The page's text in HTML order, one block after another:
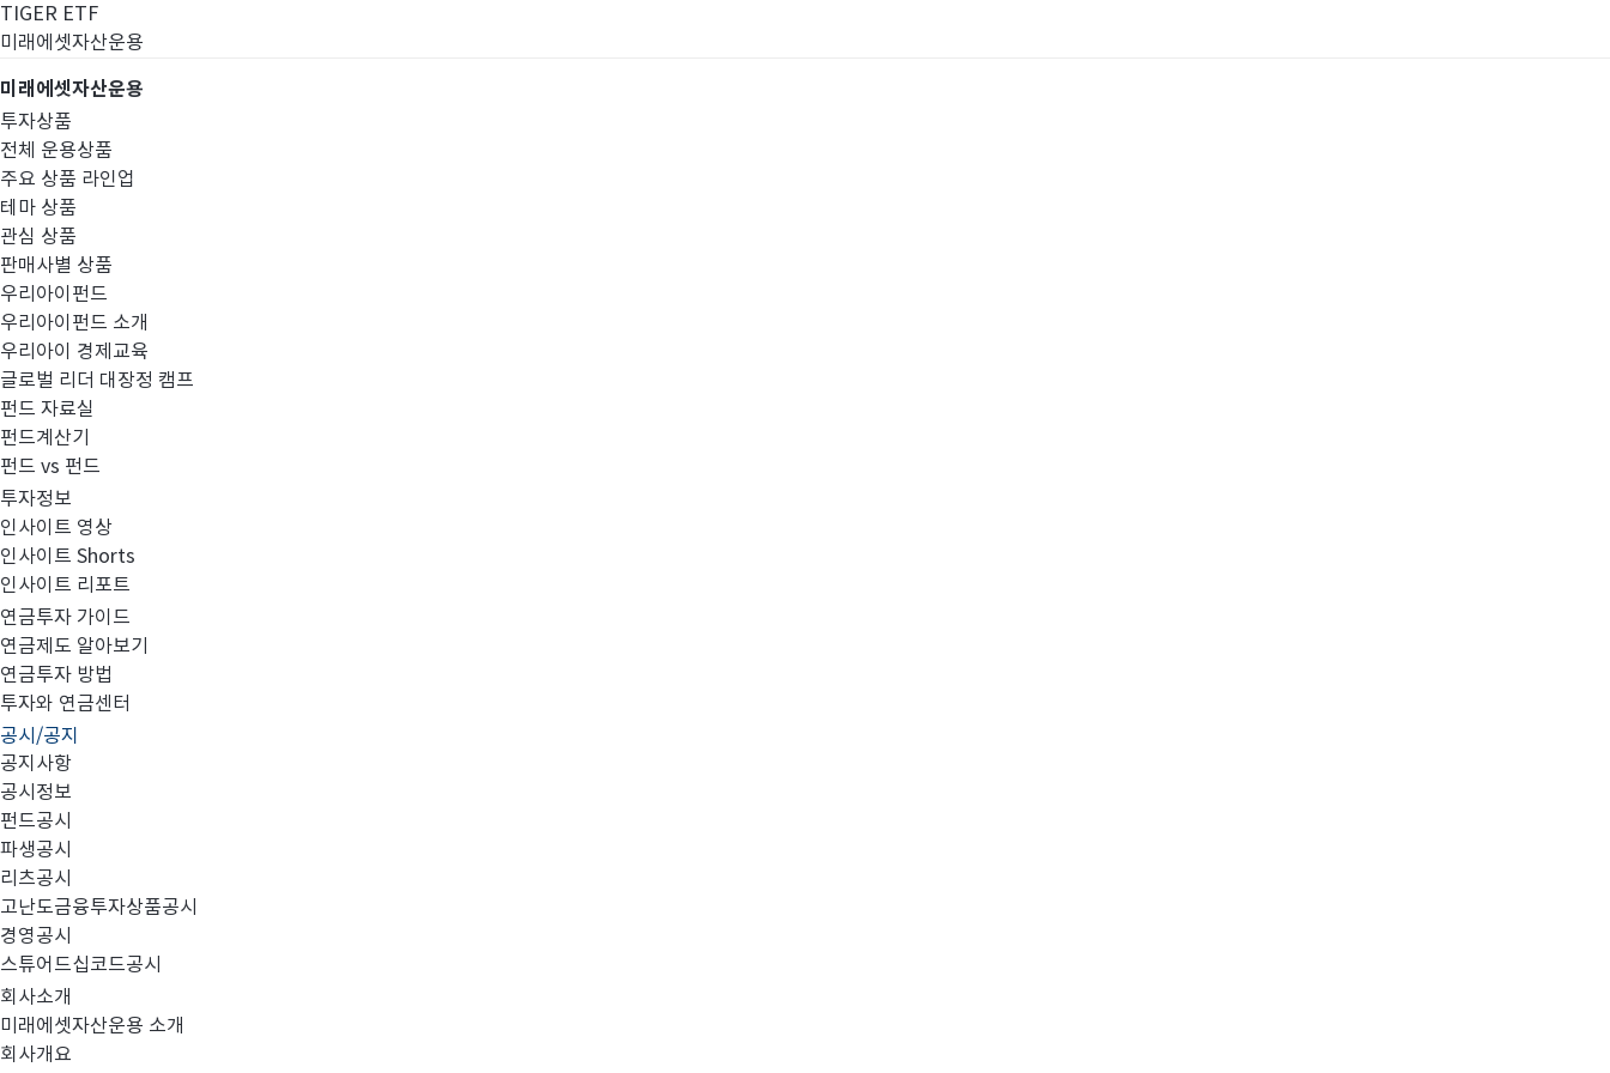
TIGER ETF
미래에셋자산운용
미래에셋자산운용
투자상품
전체 운용상품
주요 상품 라인업
테마 상품
관심 상품
판매사별 상품
우리아이펀드
우리아이펀드 소개
우리아이 경제교육
글로벌 리더 대장정 캠프
펀드 자료실
펀드계산기
펀드 vs 펀드
투자정보
인사이트 영상
인사이트 Shorts
인사이트 리포트
연금투자 가이드
연금제도 알아보기
연금투자 방법
투자와 연금센터
공시/공지
공지사항
공시정보
펀드공시
파생공시
리츠공시
고난도금융투자상품공시
경영공시
스튜어드십코드공시
회사소개
미래에셋자산운용 소개
회사개요
공시정보
펀드공시
#집합투자규약 및 투자설명서 변경
총 10건
번호